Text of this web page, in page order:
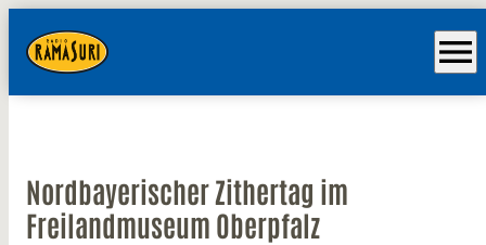
menu
Nordbayerischer Zithertag im
Freilandmuseum Oberpfalz